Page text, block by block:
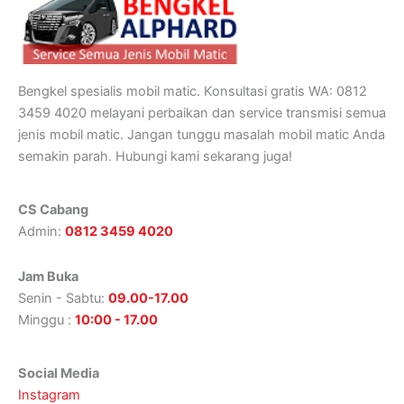
Bengkel spesialis mobil matic. Konsultasi gratis WA: 0812
3459 4020 melayani perbaikan dan service transmisi semua
jenis mobil matic. Jangan tunggu masalah mobil matic Anda
semakin parah. Hubungi kami sekarang juga!
CS Cabang
Admin: 0812 3459 4020
Jam Buka
Senin - Sabtu: 09.00-17.00
Minggu : 10:00 - 17.00
Social Media
Instagram